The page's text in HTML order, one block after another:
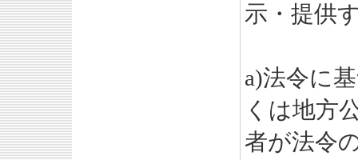
示・提供
a)法令に
くは地方
者が法令